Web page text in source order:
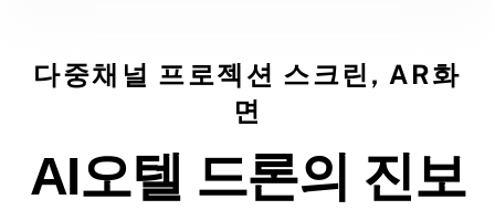
다중채널 프로젝션 스크린, AR화
면
AI오텔 드론의 진보